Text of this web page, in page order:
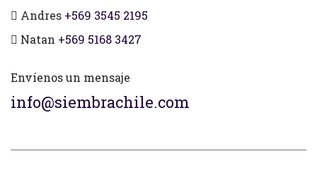
Andres +569 3545 2195
Natan +569 5168 3427
Envíenos un mensaje
info@siembrachile.com